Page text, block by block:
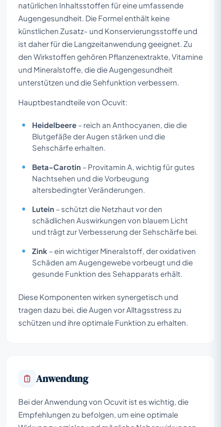
natürlichen Inhaltsstoffen für eine umfassende
Augengesundheit. Die Formel enthält keine
künstlichen Zusatz- und Konservierungsstoffe und
ist daher für die Langzeitanwendung geeignet. Zu
den Wirkstoffen gehören Pflanzenextrakte, Vitamine
und Mineralstoffe, die die Augengesundheit
unterstützen und die Sehfunktion verbessern.
Hauptbestandteile von Ocuvit:
Heidelbeere – reich an Anthocyanen, die die
Blutgefäße der Augen stärken und die
Sehschärfe erhalten.
Beta-Carotin – Provitamin A, wichtig für gutes
Nachtsehen und die Vorbeugung
altersbedingter Veränderungen.
Lutein – schützt die Netzhaut vor den
schädlichen Auswirkungen von blauem Licht
und trägt zur Verbesserung der Sehschärfe bei.
Zink – ein wichtiger Mineralstoff, der oxidativen
Schäden am Augengewebe vorbeugt und die
gesunde Funktion des Sehapparats erhält.
Diese Komponenten wirken synergetisch und
tragen dazu bei, die Augen vor Alltagsstress zu
schützen und ihre optimale Funktion zu erhalten.
Anwendung
Bei der Anwendung von Ocuvit ist es wichtig, die
Empfehlungen zu befolgen, um eine optimale